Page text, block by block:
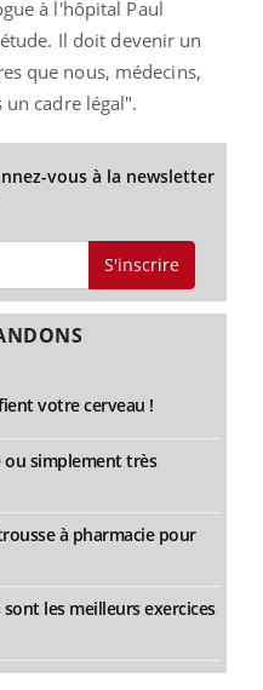
à l'hôpital Paul
Il doit devenir un
que nous, médecins,
cadre légal".
vous à la newsletter
S'inscrire
votre cerveau !
simplement très
à pharmacie pour
les meilleurs exercices